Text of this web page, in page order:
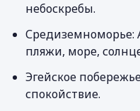
небоскребы.
пляжи, море,
Эгейское
спокойствие.